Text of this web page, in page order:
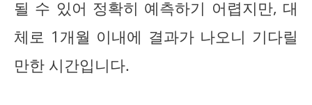
될 수 있어 정확히 예측하기 어렵지만, 대
체로 1개월 이내에 결과가 나오니 기다릴
만한 시간입니다.